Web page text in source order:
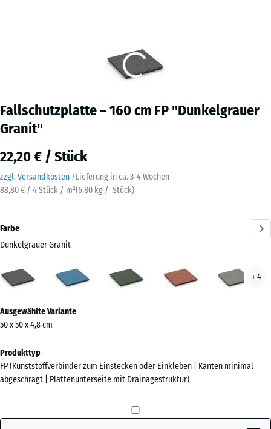
Fallschutzplatte – 160 cm FP "Dunkelgrauer
Granit"
22,20 € / Stück
zzgl. Versandkosten /Lieferung in ca. 3-4 Wochen
88,80 € / 4 Stück / m²(6,80 kg / Stück)
Farbe
Dunkelgrauer Granit
Dunkelgrauer
Granit
Englischer
Rasen
Feuersglut
+ 4
Informationen
zu
Farben?
Farbpalette
Ausgewählte Variante
50 x 50 x 4,8 cm
Produkttyp
FP (Kunststoffverbinder zum Einstecken oder Einkleben | Kanten minimal
abgeschrägt | Plattenunterseite mit Drainagestruktur)